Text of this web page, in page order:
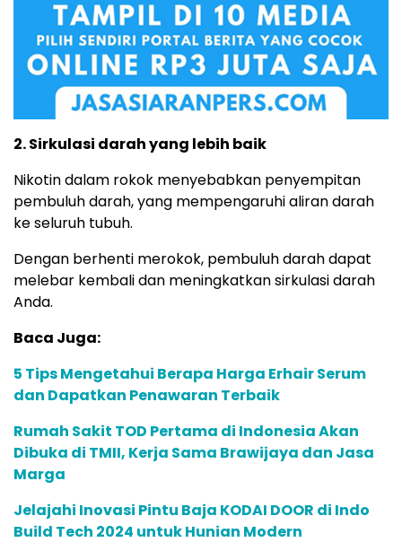
2. Sirkulasi darah yang lebih baik
Nikotin dalam rokok menyebabkan penyempitan
pembuluh darah, yang mempengaruhi aliran darah
ke seluruh tubuh.
Dengan berhenti merokok, pembuluh darah dapat
melebar kembali dan meningkatkan sirkulasi darah
Anda.
Baca Juga:
5 Tips Mengetahui Berapa Harga Erhair Serum
dan Dapatkan Penawaran Terbaik
Rumah Sakit TOD Pertama di Indonesia Akan
Dibuka di TMII, Kerja Sama Brawijaya dan Jasa
Marga
Jelajahi Inovasi Pintu Baja KODAI DOOR di Indo
Build Tech 2024 untuk Hunian Modern